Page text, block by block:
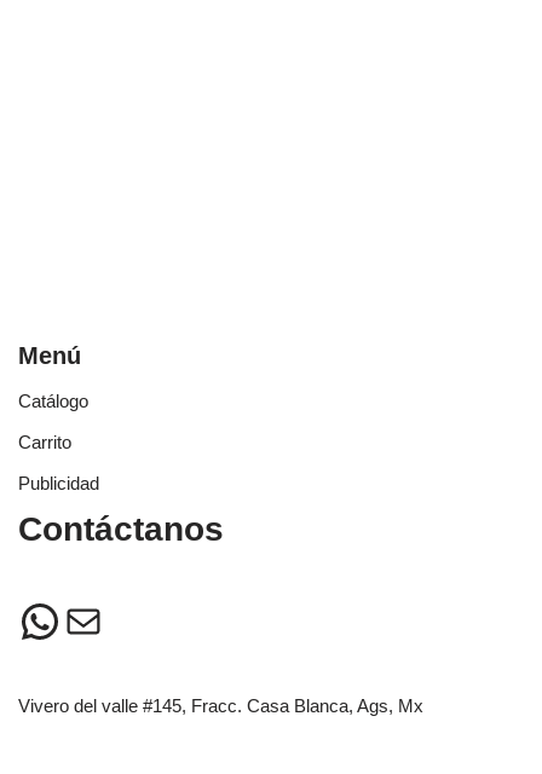
Menú
Catálogo
Carrito
Publicidad
Contáctanos
Vivero del valle #145, Fracc. Casa Blanca, Ags, Mx